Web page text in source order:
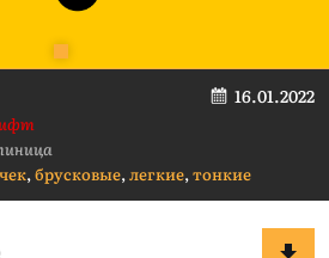
16.01.2022
, брусковые, легкие, тонкие